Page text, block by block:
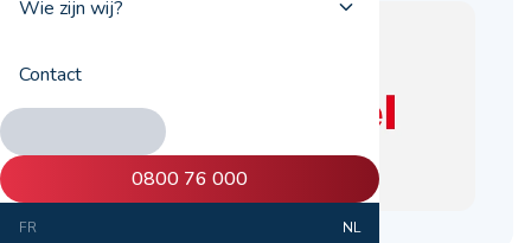
Wie zijn wij?
Contact
0800 76 000
FR NL